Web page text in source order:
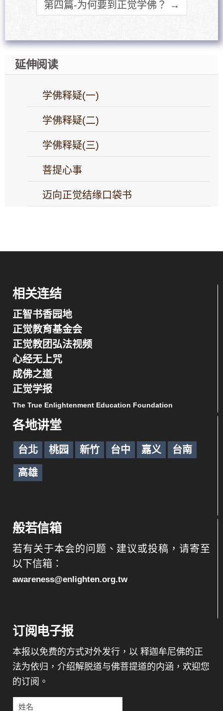
第四篇-为何要到正觉学佛？ →
延伸阅读
学佛释疑(一)
学佛释疑(二)
学佛释疑(三)
菩提心事
迈向正觉结缘口袋书
相关连结
正智书香园地
正觉教育基金会
正觉教团弘法视频
心经无上咒
成佛之道
正觉学报
The True Enlightenment Education Foundation
各地讲堂
台北 桃园 新竹 台中 嘉义 台南
高雄
般若信箱
若有关于本会的问题、建议或投稿，请寄至
以下信箱：
awareness@enlighten.org.tw
订阅电子报
本报以免费的方式对外发行，以 释迦牟尼佛的正
法为依归，介绍解脱道与佛菩提道的内涵，欢迎您
的订阅。